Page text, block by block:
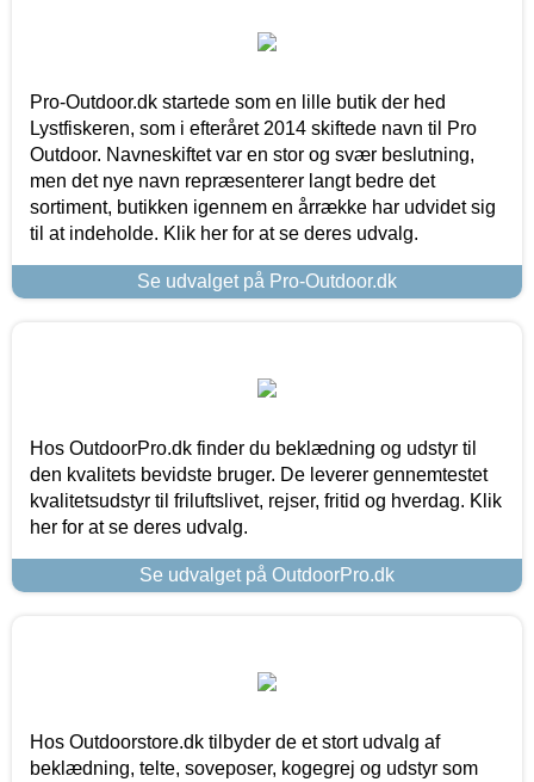
Pro-Outdoor.dk startede som en lille butik der hed
Lystfiskeren, som i efteråret 2014 skiftede navn til Pro
Outdoor. Navneskiftet var en stor og svær beslutning,
men det nye navn repræsenterer langt bedre det
sortiment, butikken igennem en årrække har udvidet sig
til at indeholde. Klik her for at se deres udvalg.
Se udvalget på Pro-Outdoor.dk
Hos OutdoorPro.dk finder du beklædning og udstyr til
den kvalitets bevidste bruger. De leverer gennemtestet
kvalitetsudstyr til friluftslivet, rejser, fritid og hverdag. Klik
her for at se deres udvalg.
Se udvalget på OutdoorPro.dk
Hos Outdoorstore.dk tilbyder de et stort udvalg af
beklædning, telte, soveposer, kogegrej og udstyr som